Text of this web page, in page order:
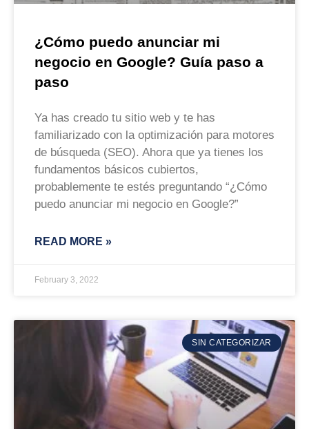
¿Cómo puedo anunciar mi
negocio en Google? Guía paso a
paso
Ya has creado tu sitio web y te has
familiarizado con la optimización para motores
de búsqueda (SEO). Ahora que ya tienes los
fundamentos básicos cubiertos,
probablemente te estés preguntando “¿Cómo
puedo anunciar mi negocio en Google?”
READ MORE »
February 3, 2022
SIN CATEGORIZAR